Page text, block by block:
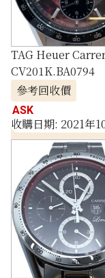
TAG Heuer
CV201K.BA0794
參考回收價
ASK
收購日期: 2021年